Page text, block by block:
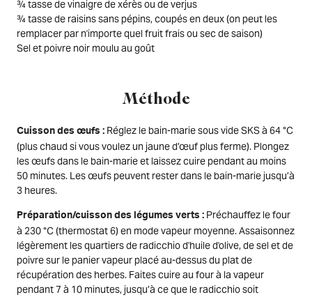
¾ tasse de vinaigre de xérès ou de verjus
¾ tasse de raisins sans pépins, coupés en deux (on peut les
remplacer par n'importe quel fruit frais ou sec de saison)
Sel et poivre noir moulu au goût
Méthode
Cuisson des œufs : Réglez le bain-marie sous vide SKS à 64 °C
(plus chaud si vous voulez un jaune d’œuf plus ferme). Plongez
les œufs dans le bain-marie et laissez cuire pendant au moins
50 minutes. Les œufs peuvent rester dans le bain-marie jusqu’à
3 heures.
Préparation/cuisson des légumes verts : Préchauffez le four
à 230 °C (thermostat 6) en mode vapeur moyenne. Assaisonnez
légèrement les quartiers de radicchio d'huile d'olive, de sel et de
poivre sur le panier vapeur placé au-dessus du plat de
récupération des herbes. Faites cuire au four à la vapeur
pendant 7 à 10 minutes, jusqu’à ce que le radicchio soit